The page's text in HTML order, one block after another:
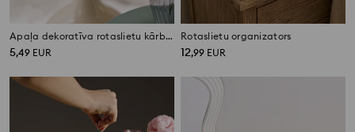
Apaļa dekoratīva rotaslietu kārbiņa ar pušķi
5,49 EUR
Rotaslietu organizators
12,99 EUR